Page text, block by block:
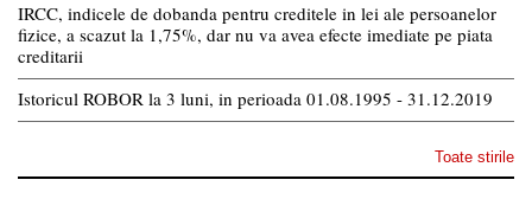
IRCC, indicele de dobanda pentru creditele in lei ale persoanelor
fizice, a scazut la 1,75%, dar nu va avea efecte imediate pe piata
creditarii
Istoricul ROBOR la 3 luni, in perioada 01.08.1995 - 31.12.2019
Toate stirile